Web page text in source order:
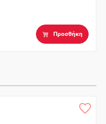
Προσθήκη